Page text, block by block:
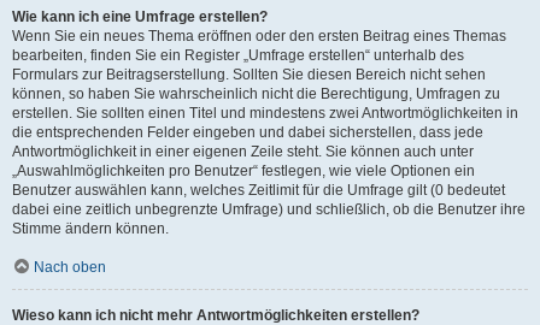
Wie kann ich eine Umfrage erstellen?
Wenn Sie ein neues Thema eröffnen oder den ersten Beitrag eines Themas
bearbeiten, finden Sie ein Register „Umfrage erstellen“ unterhalb des
Formulars zur Beitragserstellung. Sollten Sie diesen Bereich nicht sehen
können, so haben Sie wahrscheinlich nicht die Berechtigung, Umfragen zu
erstellen. Sie sollten einen Titel und mindestens zwei Antwortmöglichkeiten in
die entsprechenden Felder eingeben und dabei sicherstellen, dass jede
Antwortmöglichkeit in einer eigenen Zeile steht. Sie können auch unter
„Auswahlmöglichkeiten pro Benutzer“ festlegen, wie viele Optionen ein
Benutzer auswählen kann, welches Zeitlimit für die Umfrage gilt (0 bedeutet
dabei eine zeitlich unbegrenzte Umfrage) und schließlich, ob die Benutzer ihre
Stimme ändern können.
Nach oben
Wieso kann ich nicht mehr Antwortmöglichkeiten erstellen?